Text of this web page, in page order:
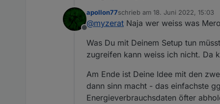
Danke für deine Analyse!
Tage vor der Änderung
1.10.5 rausgebracht hattest. Auch habe ich versucht per Proxmox auf einen früheren Snapshot zurückzugehen wo es zu
100% noch keine
Wegen Port 80!
Ich habe 2 Standorte, in
Tulln am Proxmox ist ein
kommunizieren können.
Alle Meross Geräte liegen
auch 2 Jahre kein Problem.
Offline
apollon77schrieb am 18. Juni 2022, 15:03
zuletzt editiert von
@myzerat Naja wer weiss was
Was Du mit Deinem Setup tun
zugreifen kann weiss ich nicht. Da
Am Ende ist Deine Idee mit den
dann sinn macht - das einfachste
Energieverbrauchsdaten öfter